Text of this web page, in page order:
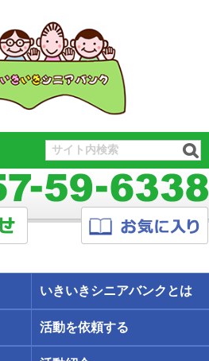
いきいきシニアバンクとは
活動を依頼する